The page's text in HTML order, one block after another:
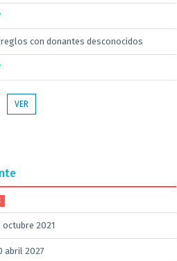
con donantes desconocidos
VER
octubre 2021
abril 2027